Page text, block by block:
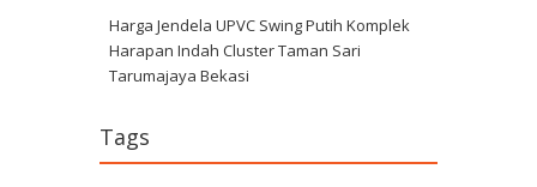
Harga Jendela UPVC Swing Putih Komplek
Harapan Indah Cluster Taman Sari
Tarumajaya Bekasi
Tags